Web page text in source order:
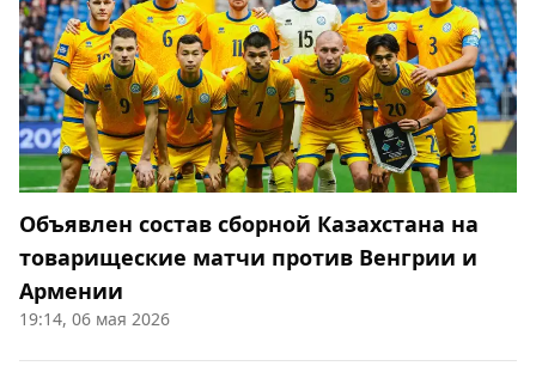
Объявлен состав сборной Казахстана на
товарищеские матчи против Венгрии и
Армении
19:14, 06 мая 2026